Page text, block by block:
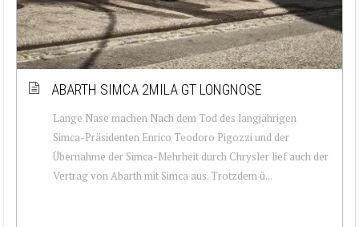
ABARTH SIMCA 2MILA GT LONGNOSE
Lange Nase machen Nach dem Tod des langjährigen
Simca-Präsidenten Enrico Teodoro Pigozzi und der
Übernahme der Simca-Mehrheit durch Chrysler lief auch der
Vertrag von Abarth mit Simca aus. Trotzdem ü...